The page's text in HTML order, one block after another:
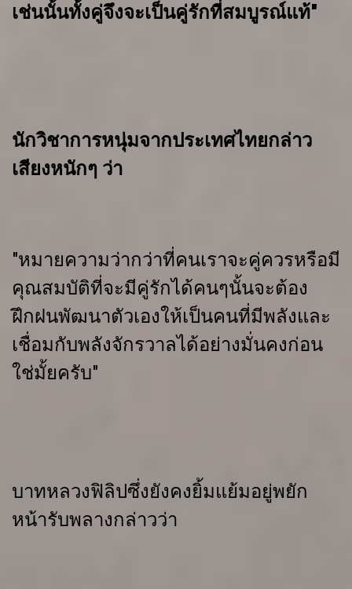
เช่นนั้นทั้งคู่จึงจะเป็นคู่รักที่สมบูรณ์แท้"
นักวิชาการหนุ่มจากประเทศไทยกล่าว
เสียงหนักๆ ว่า
"หมายความว่ากว่าที่คนเราจะคู่ควรหรือมี
คุณสมบัติที่จะมีคู่รักได้คนๆนั้นจะต้อง
ฝึกฝนพัฒนาตัวเองให้เป็นคนที่มีพลังและ
เชื่อมกับพลังจักรวาลได้อย่างมั่นคงก่อน
ใช่มั้ยครับ"
บาทหลวงฟิลิปซึ่งยังคงยิ้มแย้มอยู่พยัก
หน้ารับพลางกล่าวว่า